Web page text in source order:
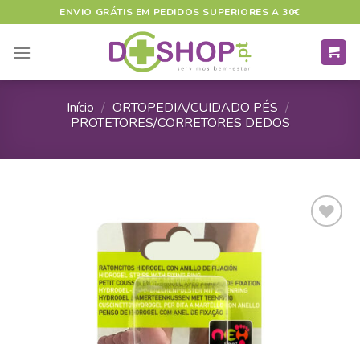
to
content
ENVIO GRÁTIS EM PEDIDOS SUPERIORES A 30€
Início / ORTOPEDIA/CUIDADO PÉS /
PROTETORES/CORRETORES DEDOS
ADICIONAR